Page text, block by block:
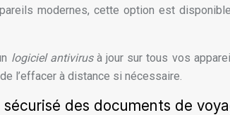
modernes, cette option est
logiciel antivirus à jour sur tous vos
l’effacer à distance si nécessaire.
des documents de